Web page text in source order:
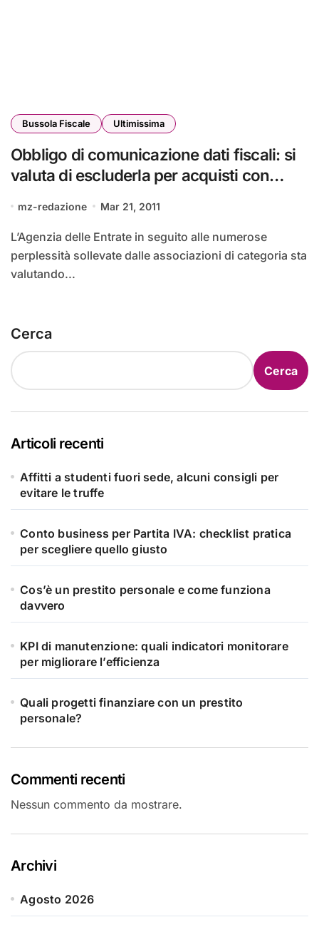
Bussola Fiscale Ultimissima
Obbligo di comunicazione dati fiscali: si
valuta di escluderla per acquisti con
mz-redazione Mar 21, 2011
L’Agenzia delle Entrate in seguito alle numerose
perplessità sollevate dalle associazioni di categoria sta
valutando...
Cerca
Cerca
Articoli recenti
Affitti a studenti fuori sede, alcuni consigli per
evitare le truffe
Conto business per Partita IVA: checklist pratica
per scegliere quello giusto
Cos’è un prestito personale e come funziona
davvero
KPI di manutenzione: quali indicatori monitorare
per migliorare l’efficienza
Quali progetti finanziare con un prestito
personale?
Commenti recenti
Nessun commento da mostrare.
Archivi
Agosto 2026